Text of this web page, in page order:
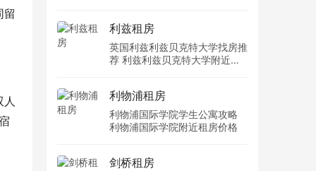
留
人
利兹租房
英国利兹利兹贝克特大学找房推
荐 利兹利兹贝克特大学附近住
利物浦租房
利物浦国际学院学生公寓攻略
利物浦国际学院附近租房价格
剑桥租房